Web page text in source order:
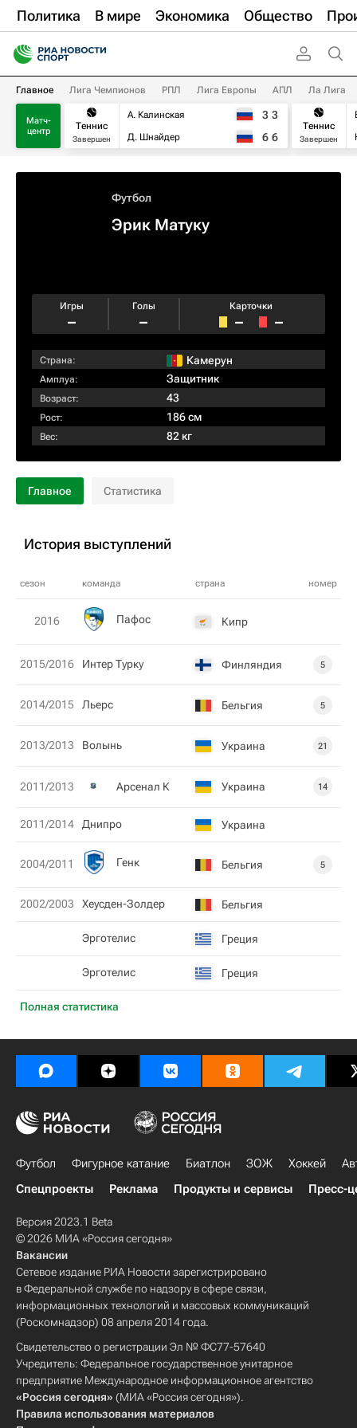
Политика В мире Экономика Общество
Главное Лига Чемпионов РПЛ Лига Европы АПЛ Ла Лига
Матч-
центр
Теннис
Завершен
А. Калинская
Д. Шнайдер
3 3
6 6
Теннис
Завершен
Футбол
Эрик Матуку
Игры
–
Голы
–
Карточки
– –
Страна: Камерун
Амплуа: Защитник
Возраст: 43
Рост: 186 см
Вес: 82 кг
Главное Статистика
История выступлений
сезон команда страна номер
Полная статистика
2016 Пафос Кипр
2015/2016 Интер Турку Финляндия 5
2014/2015 Льерс Бельгия 5
2013/2013 Волынь Украина 21
2011/2013 Арсенал К Украина 14
2011/2014 Днипро Украина
2004/2011 Генк Бельгия 5
2002/2003 Хеусден-Золдер Бельгия
Эрготелис Греция
Эрготелис Греция
Футбол Фигурное катание Биатлон ЗОЖ Хоккей
Спецпроекты
Реклама Продукты и сервисы Пресс-
Версия 2023.1 Beta
© 2026 МИА «Россия сегодня»
Вакансии
Сетевое издание РИА Новости зарегистрировано
в Федеральной службе по надзору в сфере связи,
информационных технологий и массовых коммуникаций
(Роскомнадзор) 08 апреля 2014 года.
Свидетельство о регистрации Эл № ФС77-57640
Учредитель: Федеральное государственное унитарное
предприятие Международное информационное агентство
«Россия сегодня» (МИА «Россия сегодня»).
Правила использования материалов